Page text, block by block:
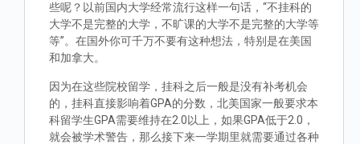
些呢？以前国内大学经常流行这样一句话，“不挂科的
大学不是完整的大学，不旷课的大学不是完整的大学等
等”。在国外你可千万不要有这种想法，特别是在美国
和加拿大。
因为在这些院校留学，挂科之后一般是没有补考机会
的，挂科直接影响着GPA的分数，北美国家一般要求本
科留学生GPA需要维持在2.0以上，如果GPA低于2.0，
就会被学术警告，那么接下来一学期里就需要通过各种